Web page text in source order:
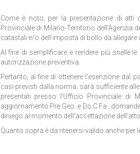
Come è noto, per la presentazione di atti
Provinciale di Milano-Territorio dell'Agenzia
catastali e/o dell’imposta di bollo da
Al fine di semplificare e rendere più snelle
autorizzazione preventiva.
Pertanto, al fine di ottenere l’esenzione dal
casi previsti dalla norma, sarà sufficiente
presentati presso l’Ufficio Provinciale di
aggiornamento Pre.Geo. e Do.C.Fa.,
diniego al momento dell’accettazione
Quanto sopra è da ritenersi valido anche per